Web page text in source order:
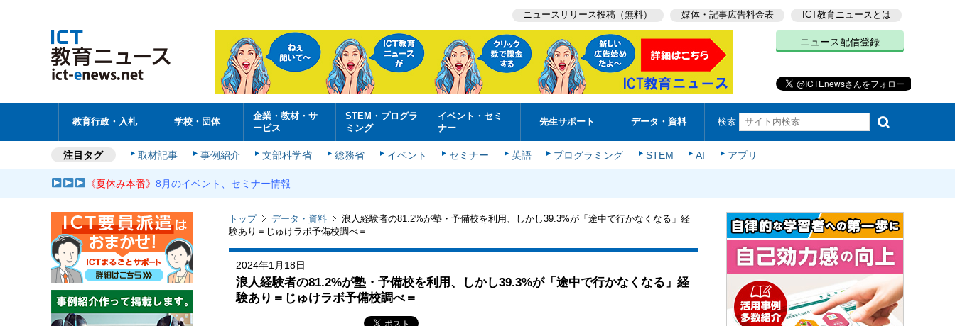
ニュースリリース投稿（無料） 媒体・記事広告料金表 ICT教育ニュースとは
ニュース配信登録
教育行政・入札 学校・団体
企業・教材・サ
ービス
STEM・プログラ
ミング
イベント・セミ
ナー
先生サポート データ・資料 検索
注目タグ 取材記事 事例紹介 文部科学省 総務省 イベント セミナー 英語 プログラミング STEM AI アプリ
《夏休み本番》8月のイベント、セミナー情報
トップ データ・資料
浪人経験者の81.2%が塾・予備校を利用、しかし39.3%が「途中で行かなくなる」経
験あり＝じゅけラボ予備校調べ＝
2024年1月18日
浪人経験者の81.2%が塾・予備校を利用、しかし39.3%が「途中で行かなくなる」経
験あり＝じゅけラボ予備校調べ＝